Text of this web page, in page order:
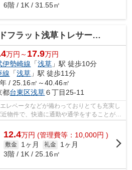
6階 / 1K / 31.55㎡
フラット浅草トレサージュ
万円～ 17.9万円
伊勢崎線 「浅草 」駅 徒歩10分
線 「浅草 」駅 徒歩11分
/ 25.16㎡～40.46㎡
都台東区浅草６丁目25-11
レベータなどが備わっておりとても充実し
物件で、快適に通勤や通学をすることがで
きの...
12.4万円 (管理費等：10,000円 )
敷金 1ヶ月 礼金
1ヶ月
3階 / 1K / 25.16㎡